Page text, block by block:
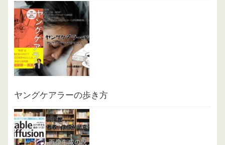
ヤングケアラーの歩き方